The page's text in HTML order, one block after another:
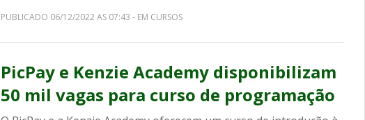
PUBLICADO 06/12/2022 AS 07:43 - EM CURSOS
PicPay e Kenzie Academy disponibilizam
50 mil vagas para curso de programação